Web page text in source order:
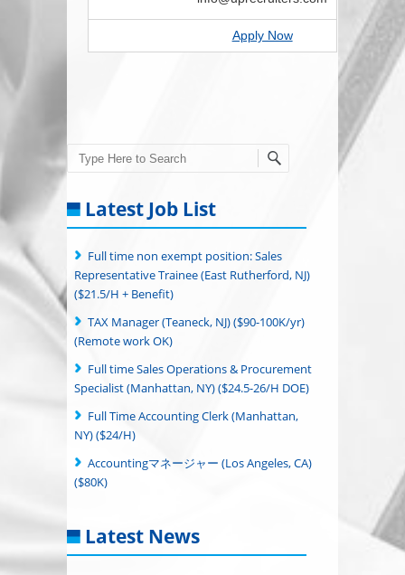
Apply Now
Search
Latest Job List
Full time non exempt position: Sales
Representative Trainee (East Rutherford, NJ)
($21.5/H + Benefit)
TAX Manager (Teaneck, NJ) ($90-100K/yr)
(Remote work OK)
Full time Sales Operations & Procurement
Specialist (Manhattan, NY) ($24.5-26/H DOE)
Full Time Accounting Clerk (Manhattan,
NY) ($24/H)
Accountingマネージャー (Los Angeles, CA)
($80K)
Latest News